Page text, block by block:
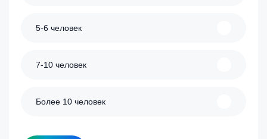
5-6 человек
7-10 человек
Более 10 человек